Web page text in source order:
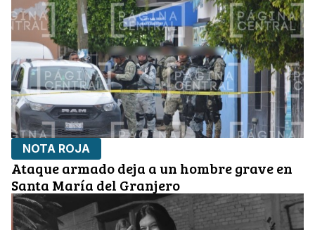
NOTA ROJA
Ataque armado deja a un hombre grave en
Santa María del Granjero